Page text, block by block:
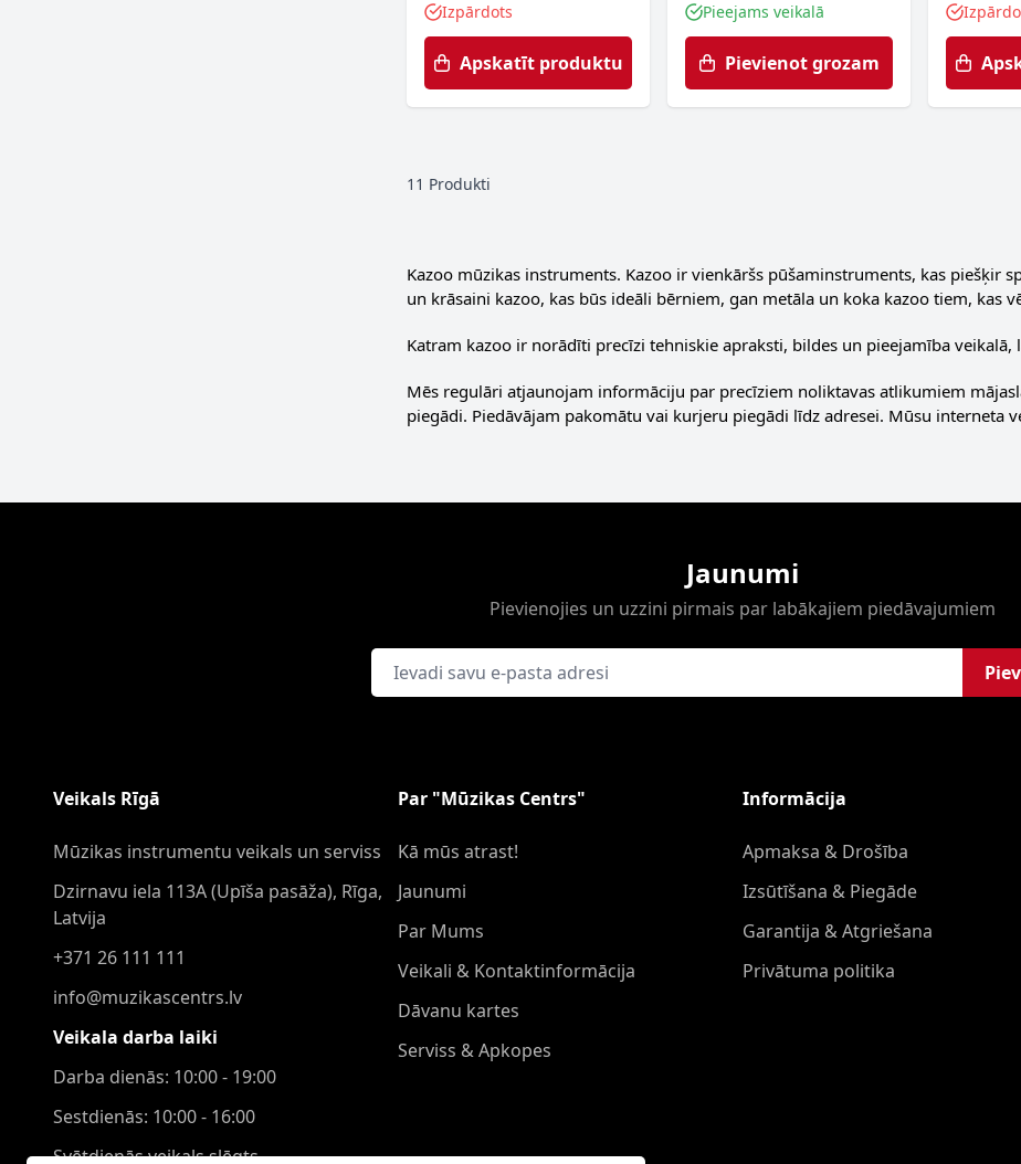
Izpārdots
Apskatīt produktu
Pieejams veikalā
Pievienot grozam
11 Produkti
Kazoo mūzikas instruments. Kazoo ir vienkāršs pūšaminstruments, kas piešķir
un krāsaini kazoo, kas būs ideāli bērniem, gan metāla un koka kazoo tiem, kas
Katram kazoo ir norādīti precīzi tehniskie apraksti, bildes un pieejamība veikalā,
Mēs regulāri atjaunojam informāciju par precīziem noliktavas atlikumiem
piegādi. Piedāvājam pakomātu vai kurjeru piegādi līdz adresei. Mūsu interneta
Jaunumi
Pievienojies un uzzini pirmais par labākajiem piedāvajumiem
E-pasta adrese
Veikals Rīgā
Mūzikas instrumentu veikals un serviss
Dzirnavu iela 113A (Upīša pasāža), Rīga,
Latvija
+371 26 111 111
info@muzikascentrs.lv
Veikala darba laiki
Darba dienās: 10:00 - 19:00
Sestdienās: 10:00 - 16:00
Svētdienās veikals slēgts
Par "Mūzikas Centrs"
Kā mūs atrast!
Jaunumi
Par Mums
Veikali & Kontaktinformācija
Dāvanu kartes
Serviss & Apkopes
Informācija
Apmaksa & Drošība
Izsūtīšana & Piegāde
Garantija & Atgriešana
Privātuma politika